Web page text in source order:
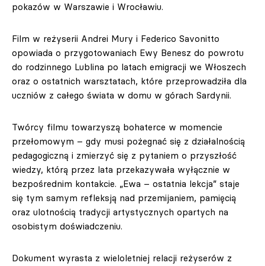
pokazów w Warszawie i Wrocławiu.
Film w reżyserii Andrei Mury i Federico Savonitto
opowiada o przygotowaniach Ewy Benesz do powrotu
do rodzinnego Lublina po latach emigracji we Włoszech
oraz o ostatnich warsztatach, które przeprowadziła dla
uczniów z całego świata w domu w górach Sardynii.
Twórcy filmu towarzyszą bohaterce w momencie
przełomowym – gdy musi pożegnać się z działalnością
pedagogiczną i zmierzyć się z pytaniem o przyszłość
wiedzy, którą przez lata przekazywała wyłącznie w
bezpośrednim kontakcie. „Ewa – ostatnia lekcja” staje
się tym samym refleksją nad przemijaniem, pamięcią
oraz ulotnością tradycji artystycznych opartych na
osobistym doświadczeniu.
Dokument wyrasta z wieloletniej relacji reżyserów z